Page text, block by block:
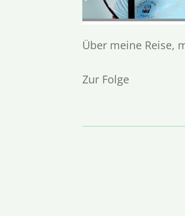
Über meine Reise,
Zur Folge